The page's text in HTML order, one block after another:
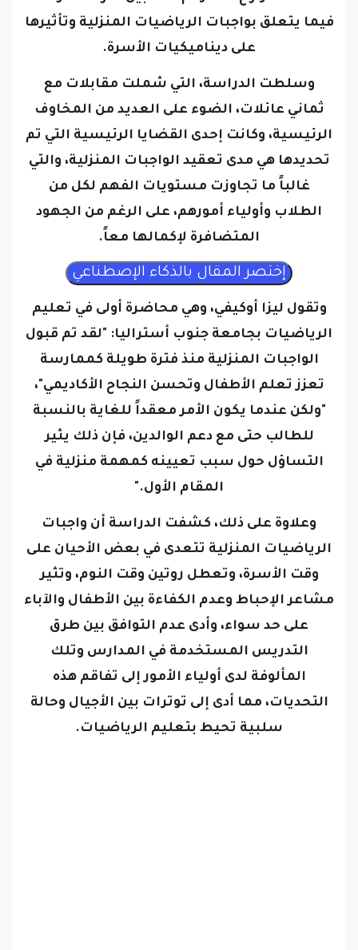
فيما يتعلق بواجبات الرياضيات المنزلية وتأثيرها
على ديناميكيات الأسرة.
وسلطت الدراسة، التي شملت مقابلات مع
ثماني عائلات، الضوء على العديد من المخاوف
الرئيسية، وكانت إحدى القضايا الرئيسية التي تم
تحديدها هي مدى تعقيد الواجبات المنزلية، والتي
غالباً ما تجاوزت مستويات الفهم لكل من
الطلاب وأولياء أمورهم، على الرغم من الجهود
المتضافرة لإكمالها معاً.
وتقول ليزا أوكيفي، وهي محاضرة أولى في تعليم
الرياضيات بجامعة جنوب أستراليا: "لقد تم قبول
الواجبات المنزلية منذ فترة طويلة كممارسة
تعزز تعلم الأطفال وتحسن النجاح الأكاديمي"،
"ولكن عندما يكون الأمر معقداً للغاية بالنسبة
للطالب حتى مع دعم الوالدين، فإن ذلك يثير
التساؤل حول سبب تعيينه كمهمة منزلية في
المقام الأول."
وعلاوة على ذلك، كشفت الدراسة أن واجبات
الرياضيات المنزلية تتعدى في بعض الأحيان على
وقت الأسرة، وتعطل روتين وقت النوم، وتثير
مشاعر الإحباط وعدم الكفاءة بين الأطفال والآباء
على حد سواء، وأدى عدم التوافق بين طرق
التدريس المستخدمة في المدارس وتلك
المألوفة لدى أولياء الأمور إلى تفاقم هذه
التحديات، مما أدى إلى توترات بين الأجيال وحالة
سلبية تحيط بتعليم الرياضيات.